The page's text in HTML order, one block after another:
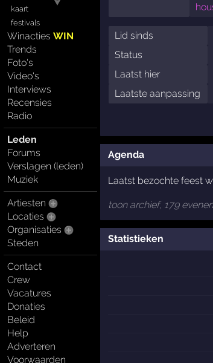
kaart
festivals
WinactiesWIN
Trends
Foto's
Video's
Interviews
Recensies
Radio
Leden
Forums
Verslagen (leden)
Muziek
Artiesten
Locaties
Organisaties
Steden
Contact
Crew
Vacatures
Donaties
Beleid
Help
Adverteren
Voorwaarden
Lid sinds
Status
Laatst hier
Laatste aanpassing
Agenda
Laatst bezochte feest
toon archief, 179
Statistieken